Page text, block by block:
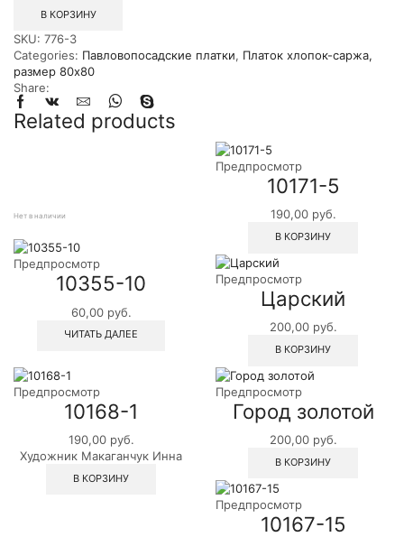
В КОРЗИНУ
SKU: 776-3
Categories: Павловопосадские платки, Платок хлопок-саржа,
размер 80х80
Share:
Related products
Нет в наличии
Предпросмотр
10355-10
60,00 руб.
ЧИТАТЬ ДАЛЕЕ
Предпросмотр
10171-5
190,00 руб.
В КОРЗИНУ
Предпросмотр
Царский
200,00 руб.
В КОРЗИНУ
Предпросмотр
10168-1
190,00 руб.
Художник Макаганчук Инна
В КОРЗИНУ
Предпросмотр
Город золотой
200,00 руб.
В КОРЗИНУ
Предпросмотр
10167-15